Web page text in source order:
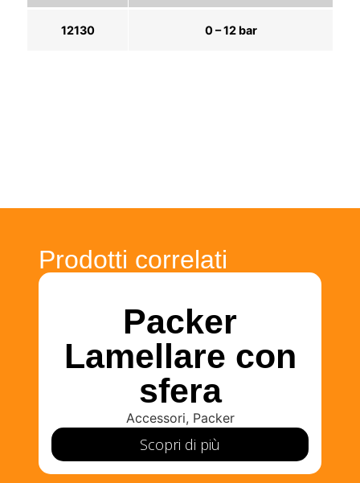
12130 0 – 12 bar
Prodotti correlati
Packer
Lamellare con
sfera
Accessori, Packer
Scopri di più